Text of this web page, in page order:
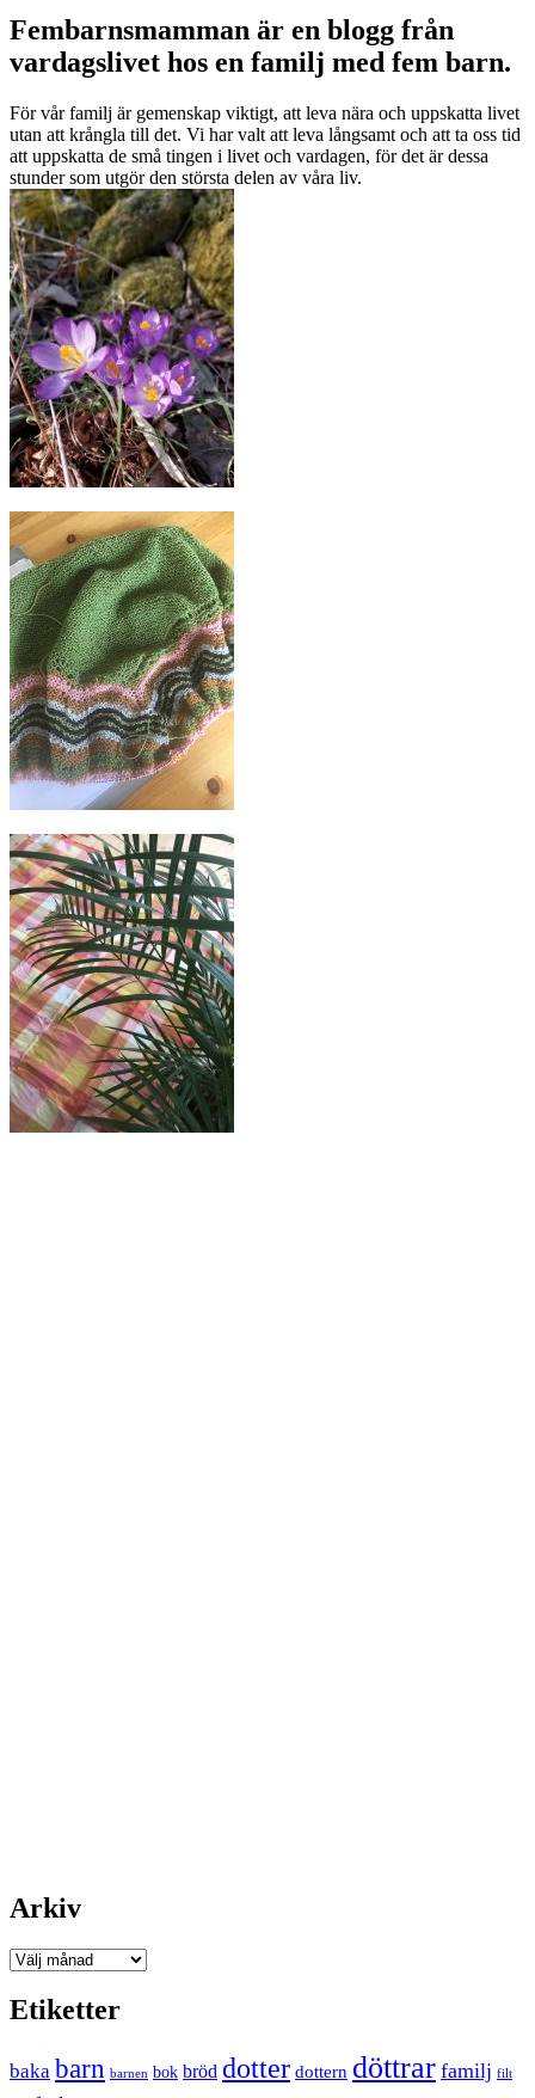
Fembarnsmamman är en blogg från
vardagslivet hos en familj med fem barn.
För vår familj är gemenskap viktigt, att leva nära och uppskatta livet
utan att krångla till det. Vi har valt att leva långsamt och att ta oss tid
att uppskatta de små tingen i livet och vardagen, för det är dessa
stunder som utgör den största delen av våra liv.
Arkiv
Arkiv
Etiketter
baka barn barnen bok bröd dotter dottern döttrar familj filt